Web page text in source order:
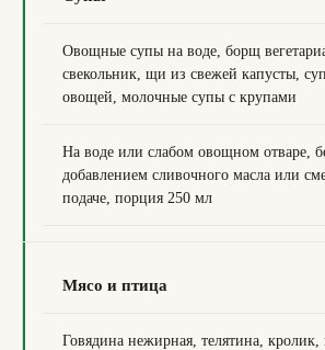
Овощные супы на воде, борщ
свекольник, щи из свежей капусты,
овощей, молочные супы с крупами
На воде или слабом овощном отваре,
добавлением сливочного масла или
подаче, порция 250 мл
Мясо и птица
Говядина нежирная, телятина, кролик,